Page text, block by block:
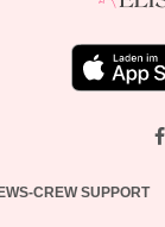
CREW SUPPORT